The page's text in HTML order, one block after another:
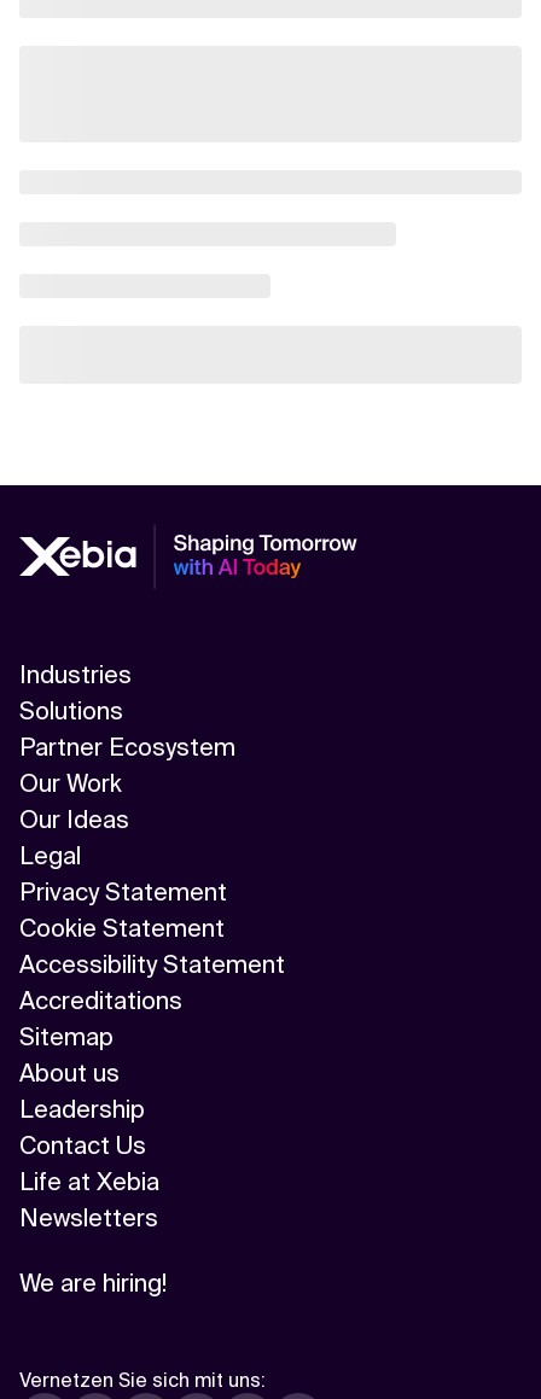
Industries
Solutions
Partner Ecosystem
Our Work
Our Ideas
Legal
Privacy Statement
Cookie Statement
Accessibility Statement
Accreditations
Sitemap
About us
Leadership
Contact Us
Life at Xebia
Newsletters
We are hiring!
Vernetzen Sie sich mit uns: